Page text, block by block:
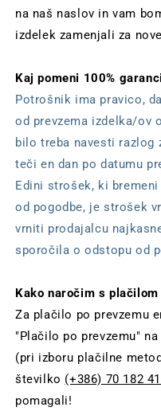
na naš naslov in vam
izdelek zamenjali za
Kaj pomeni 100%
Potrošnik ima pravico,
od prevzema izdelka/ov
bilo treba navesti razlog
teči en dan po datumu
Edini strošek, ki
od pogodbe, je strošek
vrniti prodajalcu
sporočila o odstopu od
Kako naročim s
Za plačilo po prevzemu
"Plačilo po prevzemu"
(pri izboru plačilne
številko (+386) 70 182
pomagali!